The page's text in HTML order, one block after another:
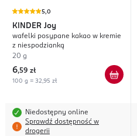
5,0
KINDER Joy
wafelki posypane kakao w kremie
z niespodzianką
20 g
6,59 zł
100 g = 32,95 zł
Niedostępny online
Sprawdź dostępność w
drogerii